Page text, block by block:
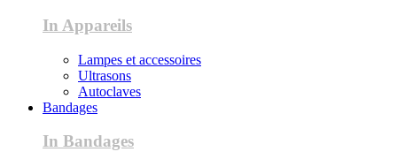
In Appareils
Lampes et accessoires
Ultrasons
Autoclaves
Bandages
In Bandages